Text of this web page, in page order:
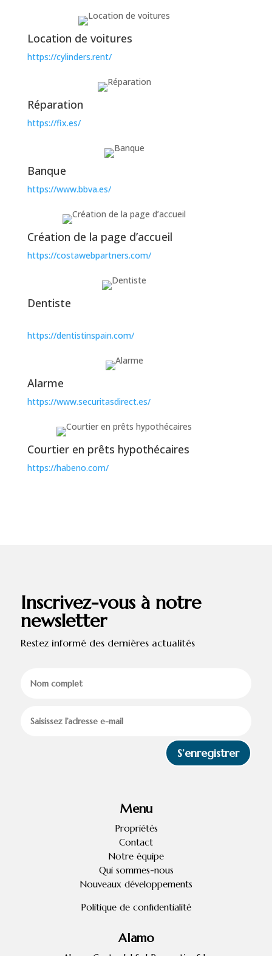
Location de voitures
https://cylinders.rent/
Réparation
https://fix.es/
Banque
https://www.bbva.es/
Création de la page d’accueil
https://costawebpartners.com/
Dentiste
https://dentistinspain.com/
Alarme
https://www.securitasdirect.es/
Courtier en prêts hypothécaires
https://habeno.com/
Inscrivez-vous à notre
newsletter
Restez informé des dernières actualités
S’enregistrer
Menu
Propriétés
Contact
Notre équipe
Qui sommes-nous
Nouveaux développements
Politique de confidentialité
Alamo